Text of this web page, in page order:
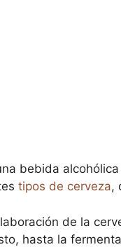
bebida
tipos de cerveza,
de la
hasta la